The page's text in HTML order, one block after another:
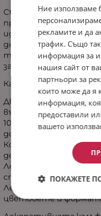
Съчетавайки модерна
практичност,
идеалният акцент за
дневна. Нежната
тонове създава
завършен вид на
Какво ще Ви
Двуцветен дизайн -
възглавница за
100% микрофибър –
допир материя.
Комфорт и мекота –
декорация, така и за
Лека и практична –
спалня, диван или
Лесна поддръжка –
цветовете и формата
Ние използваме
рекламите и да
трафик. Също
информация за
нашия сайт от
партньори за
които може да я
информация,
предоставили
вашето
ПОКАЖЕТЕ